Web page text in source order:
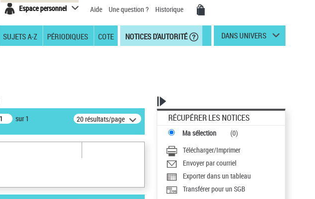
Espace personnel Aide Une question ? Historique
SUJETS A-Z PÉRIODIQUES COTE NOTICES D'AUTORITÉ DANS UNIVERS
sur 1 20 résultats/page RÉCUPÉRER LES NOTICES
Ma sélection (0)
Télécharger/Imprimer
Envoyer par courriel
Exporter dans un tableau
Transférer pour un SGB